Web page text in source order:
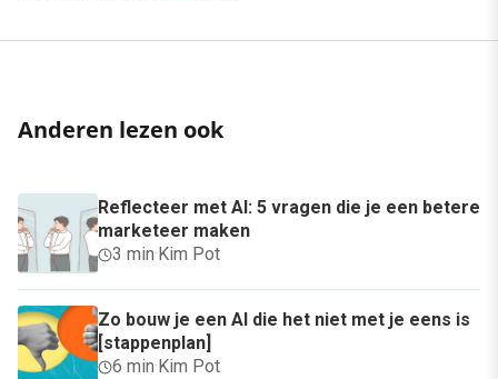
Anderen lezen ook
Reflecteer met AI: 5 vragen die je een betere
marketeer maken
3 min·Kim Pot
Zo bouw je een AI die het niet met je eens is
[stappenplan]
6 min·Kim Pot